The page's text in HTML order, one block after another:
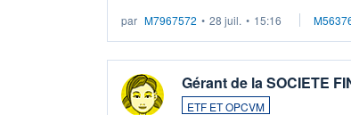
par M7967572 • 28 juil. • 15:16
Gérant de la SOCIETE
ETF ET OPCVM